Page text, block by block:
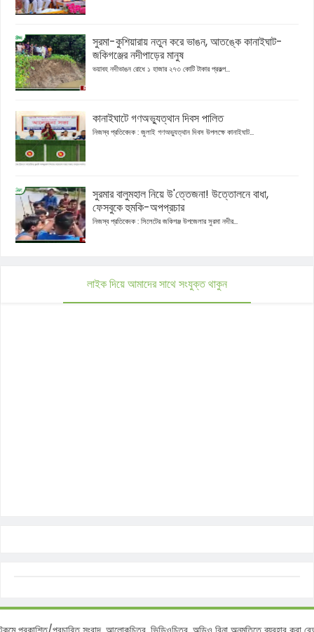
সুরমা-কুশিয়ারায় নতুন করে ভাঙন, আতঙ্কে কানাইঘাট-
জকিগঞ্জের নদীপাড়ের মানুষ
ভয়াবহ নদীভাঙন রোধে ১ হাজার ২৭৩ কোটি টাকার প্রকল্প...
কানাইঘাটে গণঅভ্যুত্থান দিবস পালিত
নিজস্ব প্রতিবেদক : জুলাই গণঅভ্যুত্থান দিবস উপলক্ষে কানাইঘাট...
সুরমার বালুমহাল নিয়ে উ'ত্তেজনা! উত্তোলনে বাধা,
ফেসবুকে হুমকি-অপপ্রচার
নিজস্ব প্রতিবেদক : সিলেটের জকিগঞ্জ উপজেলার সুরমা নদীর...
লাইক দিয়ে আমাদের সাথে সংযুক্ত থাকুন